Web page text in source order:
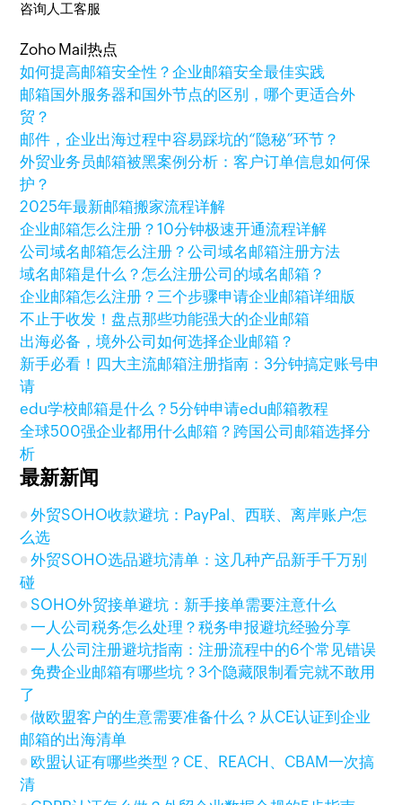
咨询人工客服
Zoho Mail热点
如何提高邮箱安全性？企业邮箱安全最佳实践
邮箱国外服务器和国外节点的区别，哪个更适合外
贸？
邮件，企业出海过程中容易踩坑的“隐秘”环节？
外贸业务员邮箱被黑案例分析：客户订单信息如何保
护？
2025年最新邮箱搬家流程详解
企业邮箱怎么注册？10分钟极速开通流程详解
公司域名邮箱怎么注册？公司域名邮箱注册方法
域名邮箱是什么？怎么注册公司的域名邮箱？
企业邮箱怎么注册？三个步骤申请企业邮箱详细版
不止于收发！盘点那些功能强大的企业邮箱
出海必备，境外公司如何选择企业邮箱？
新手必看！四大主流邮箱注册指南：3分钟搞定账号申
请
edu学校邮箱是什么？5分钟申请edu邮箱教程
全球500强企业都用什么邮箱？跨国公司邮箱选择分
析
最新新闻
外贸SOHO收款避坑：PayPal、西联、离岸账户怎
么选
外贸SOHO选品避坑清单：这几种产品新手千万别
碰
SOHO外贸接单避坑：新手接单需要注意什么
一人公司税务怎么处理？税务申报避坑经验分享
一人公司注册避坑指南：注册流程中的6个常见错误
免费企业邮箱有哪些坑？3个隐藏限制看完就不敢用
了
做欧盟客户的生意需要准备什么？从CE认证到企业
邮箱的出海清单
欧盟认证有哪些类型？CE、REACH、CBAM一次搞
清